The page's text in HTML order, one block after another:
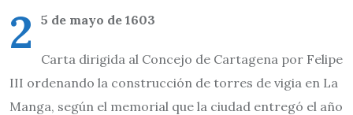
2 5 de mayo de 1603
Carta dirigida al Concejo de Cartagena por Felipe
III ordenando la construcción de torres de vigia en La
Manga, según el memorial que la ciudad entregó el año